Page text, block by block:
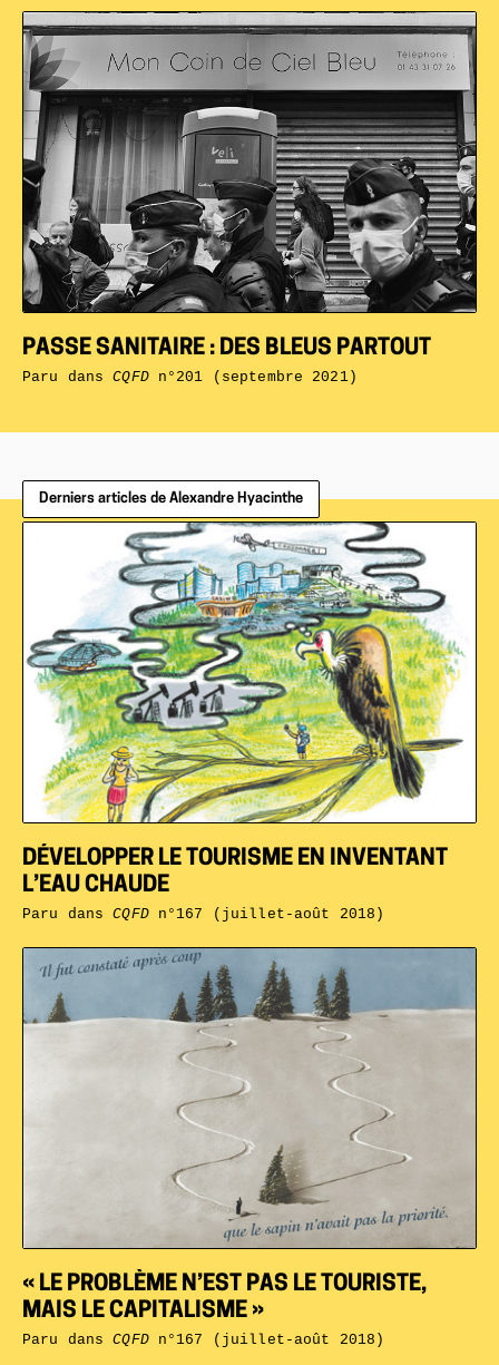
PASSE SANITAIRE : DES BLEUS PARTOUT
Paru dansCQFDn°201 (septembre 2021)
Derniers articles de Alexandre Hyacinthe
« LE PROBLÈME N’EST PAS LE TOURISTE,
MAIS LE CAPITALISME »
Paru dansCQFDn°167 (juillet-août 2018)
DÉVELOPPER LE TOURISME EN INVENTANT
L’EAU CHAUDE
Paru dansCQFDn°167 (juillet-août 2018)